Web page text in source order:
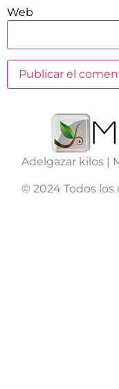
Web
Adelgazar kilos |
© 2024 Todos